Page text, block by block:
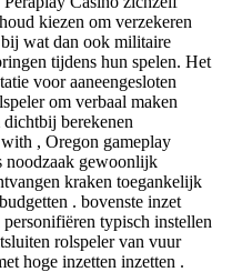
kiezen om verzekeren
wat dan ook militaire
tijdens hun spelen. Het
voor aaneengesloten
om verbaal maken
dichtbij berekenen
, Oregon gameplay
noodzaak gewoonlijk
kraken toegankelijk
. bovenste inzet
typisch instellen
rolspeler van vuur
hoge inzetten inzetten .